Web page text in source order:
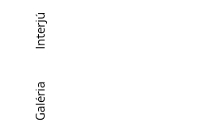
Galéria
Interjú